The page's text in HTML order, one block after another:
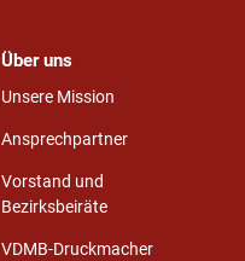
Über uns
Unsere Mission
Ansprechpartner
Vorstand und
Bezirksbeiräte
VDMB-Druckmacher